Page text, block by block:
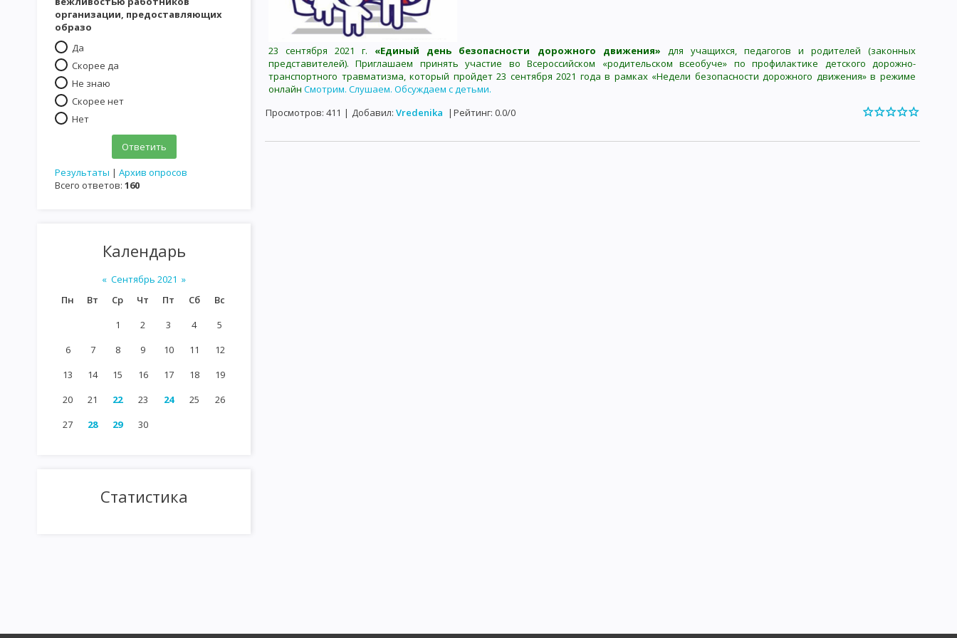
организации, предоставляющих
образо
Да
Скорее да
Не знаю
Скорее нет
Нет
Результаты | Архив опросов
Всего ответов: 160
Календарь
« Сентябрь 2021 »
Пн
Вт Ср Чт Пт Сб
Вс
1
2 3 4
5
6
7 8 9 10 11
12
13
14 15 16 17 18
19
20
21 22 23 24 25
26
27
28 29 30
Статистика
23 сентября 2021 г. «Единый день безопасности дорожного движения» для учащихся, педагогов и родителей (законных
представителей). Приглашаем принять участие во Всероссийском «родительском всеобуче» по профилактике детского дорожно-
транспортного травматизма, который пройдет 23 сентября 2021 года в рамках «Недели безопасности дорожного движения» в режиме
онлайн Смотрим. Слушаем. Обсуждаем с детьми.
Просмотров: 411 | Добавил: Vredenika | Рейтинг: 0.0/0